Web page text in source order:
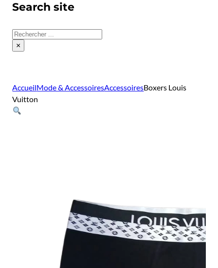
Search site
Rechercher
×
AccueilMode & AccessoiresAccessoiresBoxers Louis
Vuitton